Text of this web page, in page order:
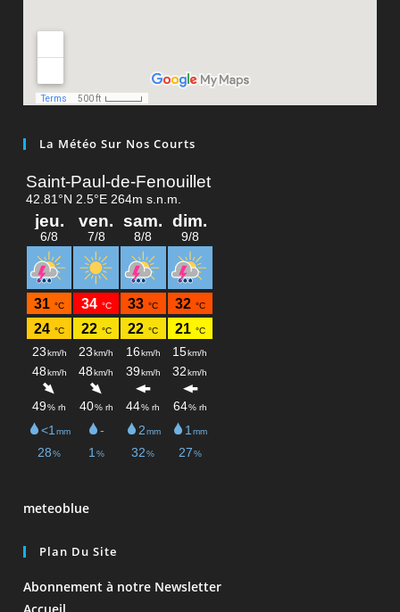
La Météo Sur Nos Courts
meteoblue
Plan Du Site
Abonnement à notre Newsletter